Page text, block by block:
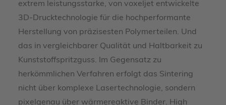
extrem leistungsstarke, von voxeljet entwickelte
3D-Drucktechnologie für die hochperformante
Herstellung von präzisesten Polymerteilen. Und
das in vergleichbarer Qualität und Haltbarkeit zu
Kunststoffspritzguss. Im Gegensatz zu
herkömmlichen Verfahren erfolgt das Sintering
nicht über komplexe Lasertechnologie, sondern
pixelgenau über wärmereaktive Binder. High